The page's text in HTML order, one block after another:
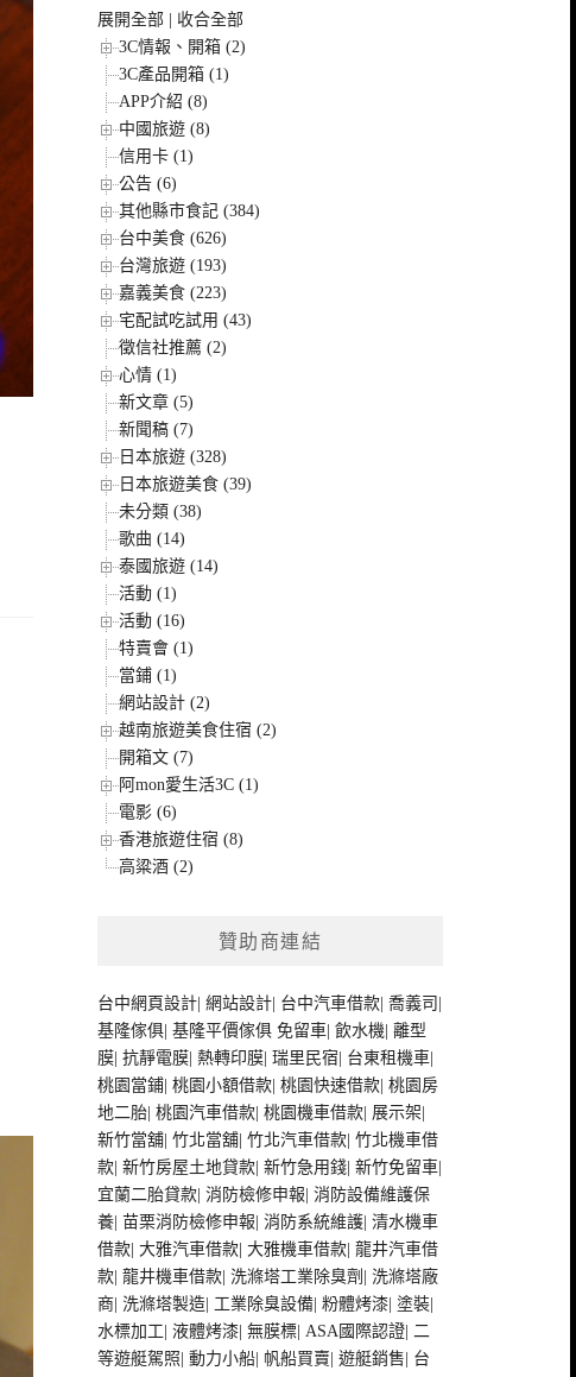
展開全部
收合全部
3C情報、開箱 (2)
3C產品開箱 (1)
APP介紹 (8)
中國旅遊 (8)
信用卡 (1)
公告 (6)
其他縣市食記 (384)
台中美食 (626)
台灣旅遊 (193)
嘉義美食 (223)
宅配試吃試用 (43)
徵信社推薦 (2)
心情 (1)
新文章 (5)
新聞稿 (7)
日本旅遊 (328)
日本旅遊美食 (39)
未分類 (38)
歌曲 (14)
泰國旅遊 (14)
活動 (1)
活動 (16)
特賣會 (1)
當鋪 (1)
網站設計 (2)
越南旅遊美食住宿 (2)
開箱文 (7)
阿mon愛生活3C (1)
電影 (6)
香港旅遊住宿 (8)
高粱酒 (2)
贊助商連結
台中網頁設計 |網站設計 台中汽車借款 |喬義司
基隆傢俱 |基隆平價傢俱 免留車 |飲水機 |離型
膜 |抗靜電膜 |熱轉印膜 |瑞里民宿 台東租機車
桃園當鋪 |桃園小額借款 |桃園快速借款 |桃園房
地二胎 |桃園汽車借款 |桃園機車借款 展示架
新竹當舖 |竹北當舖 |竹北汽車借款 |竹北機車借
款 |新竹房屋土地貸款 |新竹急用錢 |新竹免留車
宜蘭二胎貸款 |消防檢修申報 |消防設備維護保
養 |苗栗消防檢修申報 |消防系統維護 |清水機車
借款 |大雅汽車借款 |大雅機車借款 |龍井汽車借
款 |龍井機車借款 洗滌塔工業除臭劑
洗滌塔廠
商 洗滌塔製造 工業除臭設備 |粉體烤漆 |塗裝
水標加工 |液體烤漆 |無膜標 |ASA國際認證 |二
等遊艇駕照 |動力小船 帆船買賣 |遊艇銷售 台